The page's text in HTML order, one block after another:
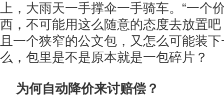
上，大雨天一手撑伞一手骑车。“一个
西，不可能用这么随意的态度去放置吧
且一个狭窄的公文包，又怎么可能装下
么，包里是不是原本就是一包碎片？
为何自动降价来讨赔偿？